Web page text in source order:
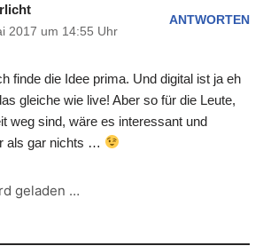
2017 um 14:55 Uhr
ANTWORTEN
finde die Idee prima. Und digital ist ja eh
gleiche wie live! Aber so für die Leute,
weg sind, wäre es interessant und
als gar nichts …
geladen …